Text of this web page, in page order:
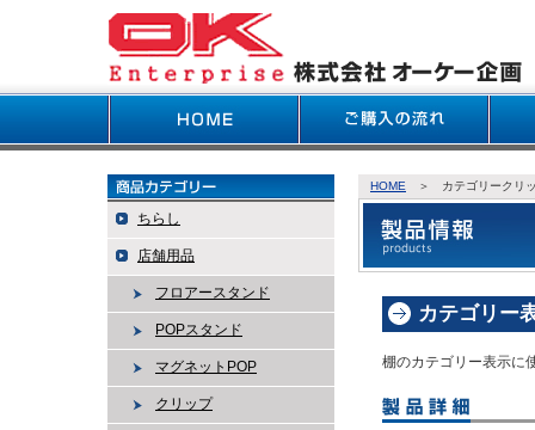
ちらし
店舗用品
フロアースタンド
POPスタンド
マグネットPOP
クリップ
HOME ＞ カテゴリークリ
カテゴリー
棚のカテゴリー表示に